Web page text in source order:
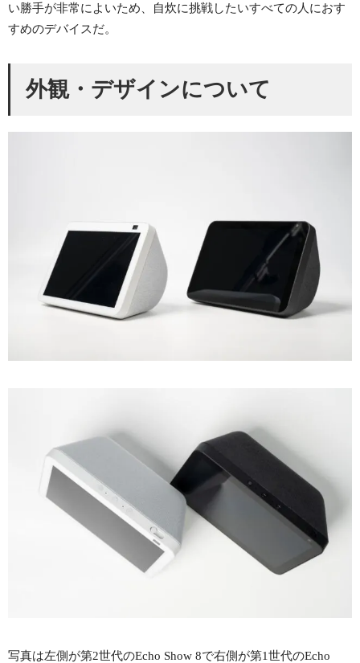
い勝手が非常によいため、自炊に挑戦したいすべての人におす
すめのデバイスだ。
外観・デザインについて
写真は左側が第2世代のEcho Show 8で右側が第1世代のEcho